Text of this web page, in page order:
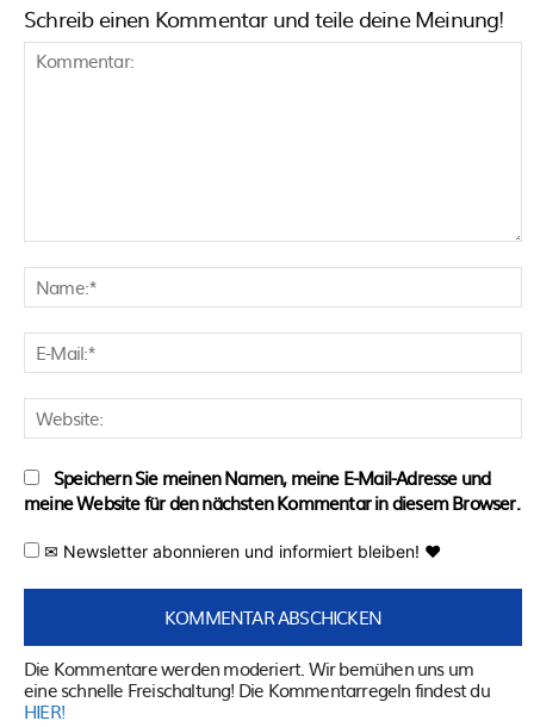
Schreib einen Kommentar und teile deine Meinung!
Speichern Sie meinen Namen, meine E-Mail-Adresse und
meine Website für den nächsten Kommentar in diesem Browser.
✉ Newsletter abonnieren und informiert bleiben! ♥
Die Kommentare werden moderiert. Wir bemühen uns um
eine schnelle Freischaltung! Die Kommentarregeln findest du
HIER!